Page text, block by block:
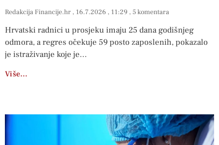
Redakcija Financije.hr 16.7.2026 11:29 5 komentara
Hrvatski radnici u prosjeku imaju 25 dana godišnjeg
odmora, a regres očekuje 59 posto zaposlenih, pokazalo
je istraživanje koje je
Više…